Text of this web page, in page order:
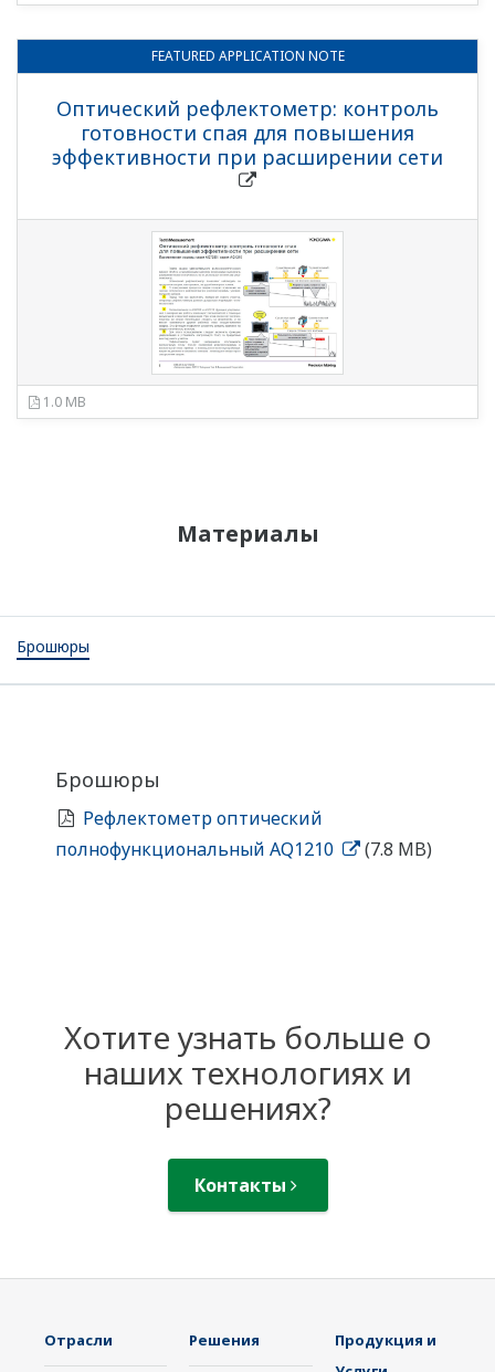
FEATURED APPLICATION NOTE
Оптический рефлектометр: контроль
готовности спая для повышения
эффективности при расширении сети
1.0 MB
Материалы
Брошюры
Брошюры
Рефлектометр оптический
полнофункциональный AQ1210
(7.8 MB)
Хотите узнать больше о
наших технологиях и
решениях?
Контакты
Отрасли Решения
Продукция и